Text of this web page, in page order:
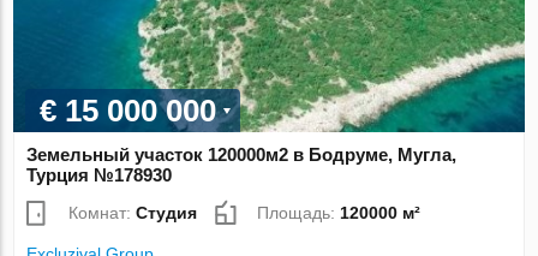
€ 15 000 000
Земельный участок 120000м2 в Бодруме, Мугла,
Турция №178930
Комнат:Студия Площадь: 120000 м²